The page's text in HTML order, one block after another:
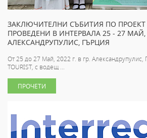
ЗАКЛЮЧИТЕЛНИ СЪБИТИЯ ПО ПРОЕКТ
ПРОВЕДЕНИ В ИНТЕРВАЛА 25 - 27 МАЙ,
АЛЕКСАНДРУПУЛИС, ГЪРЦИЯ
От 25 до 27 Май, 2022 г. в гр. Александрупулис,
TOURIST, с водещ ...
ПРОЧЕТИ